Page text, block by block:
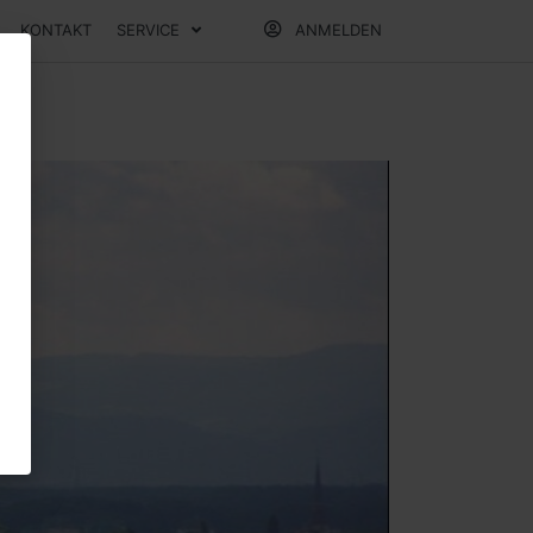
KONTAKT SERVICE ANMELDEN